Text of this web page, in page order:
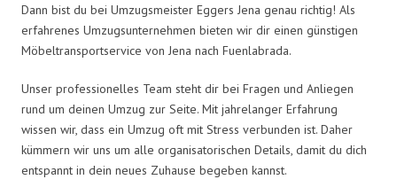
Dann bist du bei Umzugsmeister Eggers Jena genau richtig! Als
erfahrenes Umzugsunternehmen bieten wir dir einen günstigen
Möbeltransportservice von Jena nach Fuenlabrada.
Unser professionelles Team steht dir bei Fragen und Anliegen
rund um deinen Umzug zur Seite. Mit jahrelanger Erfahrung
wissen wir, dass ein Umzug oft mit Stress verbunden ist. Daher
kümmern wir uns um alle organisatorischen Details, damit du dich
entspannt in dein neues Zuhause begeben kannst.